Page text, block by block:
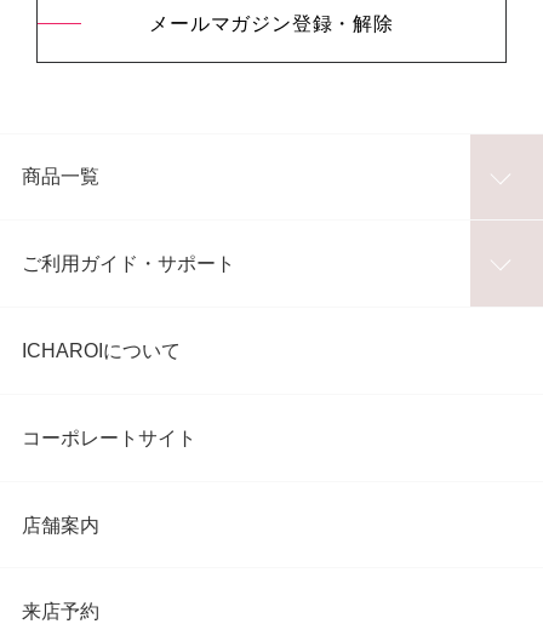
メールマガジン登録・解除
商品一覧
ご利用ガイド・サポート
ICHAROIについて
コーポレートサイト
店舗案内
来店予約